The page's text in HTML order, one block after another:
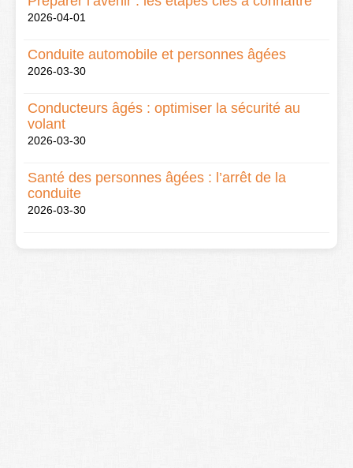
2026-04-01
Conduite automobile et personnes âgées
2026-03-30
Conducteurs âgés : optimiser la sécurité au
volant
2026-03-30
Santé des personnes âgées : l’arrêt de la
conduite
2026-03-30